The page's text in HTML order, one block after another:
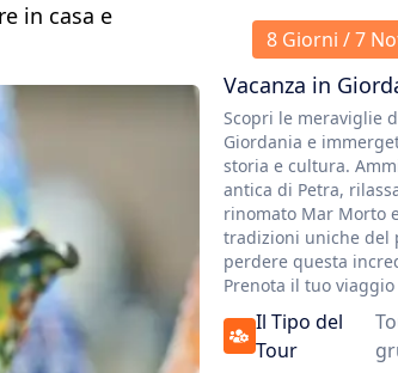
in casa e
8 Giorni / 7
Vacanza in
Scopri le meraviglie
Giordania e
storia e cultura.
antica di Petra,
rinomato Mar Morto
tradizioni uniche del
perdere questa
Prenota il tuo
Il Tipo del
Tour